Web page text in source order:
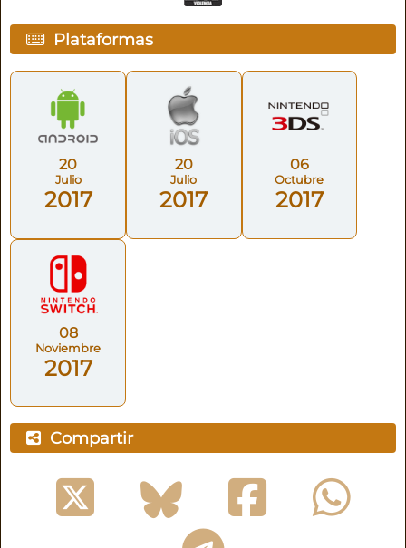
Plataformas
20
Julio
2017
20
Julio
2017
06
Octubre
2017
08
Noviembre
2017
Compartir